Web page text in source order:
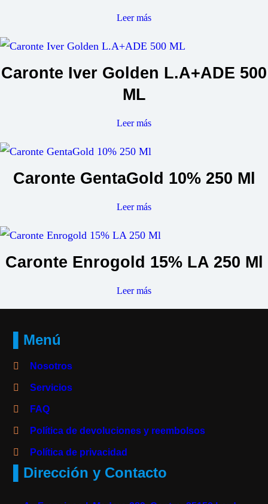
Leer más
Caronte Iver Golden L.A+ADE 500
ML
Leer más
Caronte GentaGold 10% 250 Ml
Leer más
Caronte Enrogold 15% LA 250 Ml
Leer más
▌Menú
Nosotros
Servicios
FAQ
Política de devoluciones y reembolsos
Política de privacidad
▌Dirección y Contacto